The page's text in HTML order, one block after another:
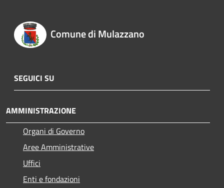
Comune di Mulazzano
SEGUICI SU
AMMINISTRAZIONE
Organi di Governo
Aree Amministrative
Uffici
Enti e fondazioni